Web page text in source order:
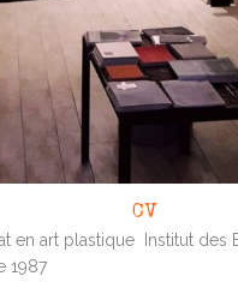
CV
en art plastique Institut des
1987